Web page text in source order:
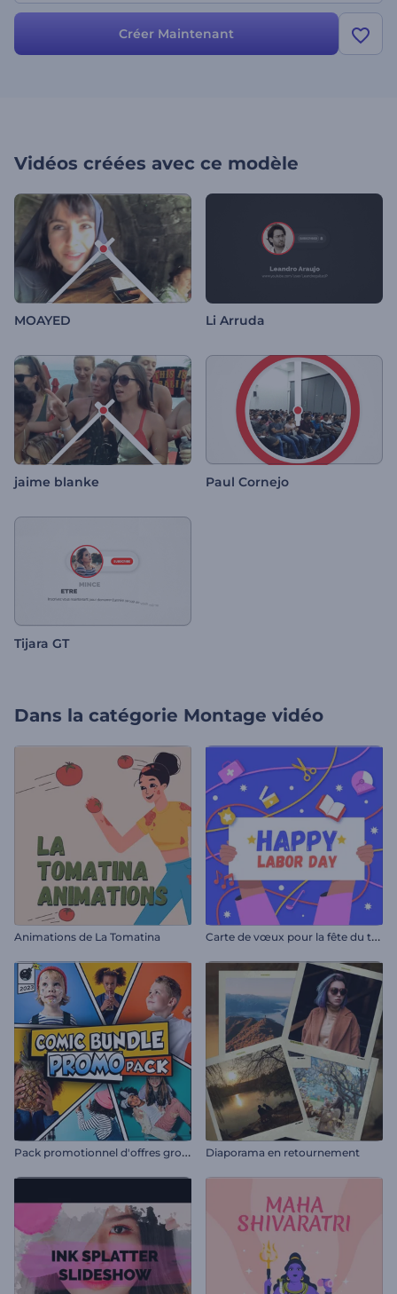
Créer Maintenant
Vidéos créées avec ce modèle
MOAYED Li Arruda
jaime blanke Paul Cornejo
Tijara GT
Dans la catégorie Montage vidéo
Animations de La Tomatina C
arte de vœux pour la fête du travail
P
ack promotionnel d'offres groupées de bandes dessinées Diaporama en retournement